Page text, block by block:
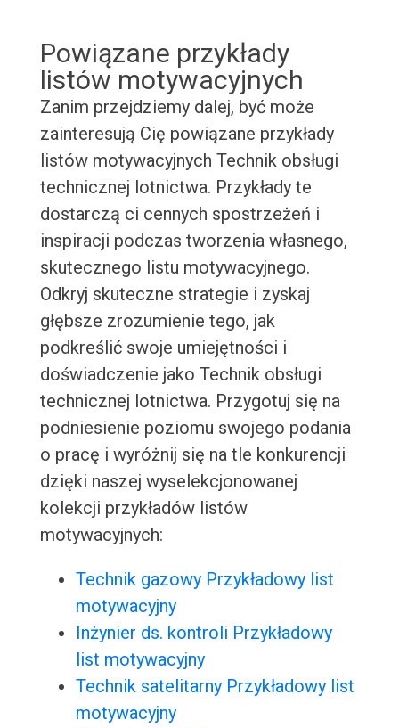
Powiązane przykłady
listów motywacyjnych
Zanim przejdziemy dalej, być może
zainteresują Cię powiązane przykłady
listów motywacyjnych Technik obsługi
technicznej lotnictwa. Przykłady te
dostarczą ci cennych spostrzeżeń i
inspiracji podczas tworzenia własnego,
skutecznego listu motywacyjnego.
Odkryj skuteczne strategie i zyskaj
głębsze zrozumienie tego, jak
podkreślić swoje umiejętności i
doświadczenie jako Technik obsługi
technicznej lotnictwa. Przygotuj się na
podniesienie poziomu swojego podania
o pracę i wyróżnij się na tle konkurencji
dzięki naszej wyselekcjonowanej
kolekcji przykładów listów
motywacyjnych:
Technik gazowy Przykładowy list
motywacyjny
Inżynier ds. kontroli Przykładowy
list motywacyjny
Technik satelitarny Przykładowy list
motywacyjny